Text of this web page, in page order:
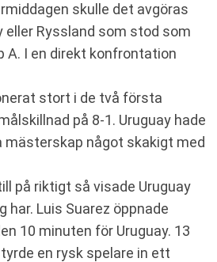
skulle det avgöras
eller Ryssland som stod som
A. I en direkt konfrontation
stort i de två första
på 8-1. Uruguay hade
något skakigt med
på riktigt så visade Uruguay
har. Luis Suarez öppnade
10 minuten för Uruguay. 13
en rysk spelare in ett